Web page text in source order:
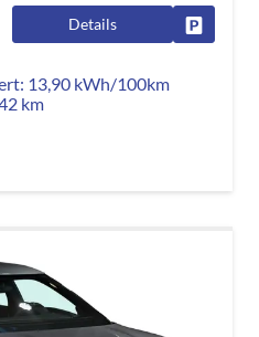
Details
13,90 kWh/100km
km